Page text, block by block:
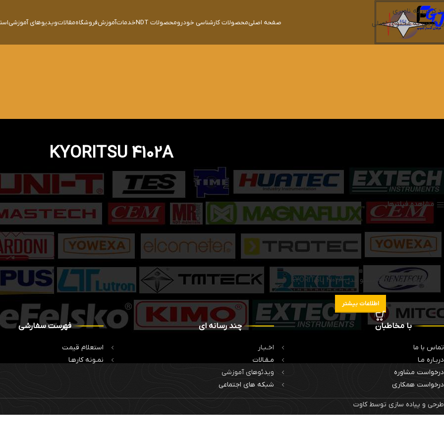
رد کردن به ناوبری
رد کردن به محتوای اصلی
صفحه اصلیمحصولات کارشناسی خودرومحصولات NDT خدماتآموزشفروشگاهمقالاتویدیوهای آموزشی
KYORITSU 4102A
خانه
محصولات برچسب خورده “KYORITSU 4102A”
نمایش یک نتیجه
مشاهده فیلترها
نمایش9
24
36
ارت تستر برند کیوریتسو مدل KYORITSU 4102A
اطلاعات بیشتر
با مخاطبان
تماس با ما
دربـاره مـا
درخواست مشاوره
درخواست همکاری
چند رسانه ای
اخـبـار
مـقـالات
ویدئوهای آموزشی
شبکه های اجتماعی
فهرست سفارشی
استعلام قیمت
نمـونه کارهـا
طرحی و پیاده سازی توسط کاوت